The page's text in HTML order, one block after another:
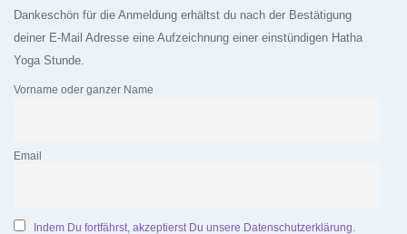
Dankeschön für die Anmeldung erhältst du nach der Bestätigung
deiner E-Mail Adresse eine Aufzeichnung einer einstündigen Hatha
Yoga Stunde.
Vorname oder ganzer Name
Email
Indem Du fortfährst, akzeptierst Du unsere Datenschutzerklärung.